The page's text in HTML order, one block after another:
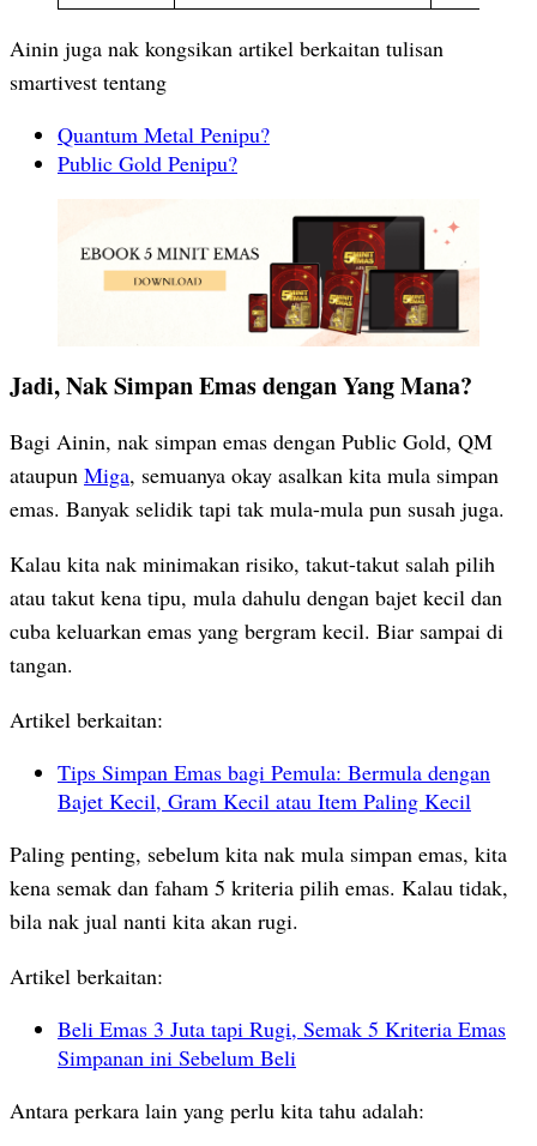
Ainin juga nak kongsikan artikel berkaitan tulisan
smartivest tentang
Quantum Metal Penipu?
Public Gold Penipu?
Jadi, Nak Simpan Emas dengan Yang Mana?
Bagi Ainin, nak simpan emas dengan Public Gold, QM
ataupun Miga, semuanya okay asalkan kita mula simpan
emas. Banyak selidik tapi tak mula-mula pun susah juga.
Kalau kita nak minimakan risiko, takut-takut salah pilih
atau takut kena tipu, mula dahulu dengan bajet kecil dan
cuba keluarkan emas yang bergram kecil. Biar sampai di
tangan.
Artikel berkaitan:
Tips Simpan Emas bagi Pemula: Bermula dengan
Bajet Kecil, Gram Kecil atau Item Paling Kecil
Paling penting, sebelum kita nak mula simpan emas, kita
kena semak dan faham 5 kriteria pilih emas. Kalau tidak,
bila nak jual nanti kita akan rugi.
Artikel berkaitan:
Beli Emas 3 Juta tapi Rugi, Semak 5 Kriteria Emas
Simpanan ini Sebelum Beli
Antara perkara lain yang perlu kita tahu adalah: